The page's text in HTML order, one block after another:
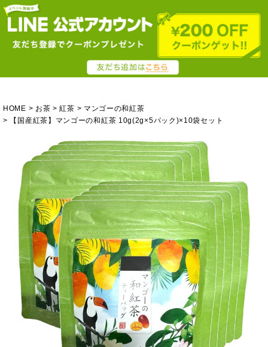
HOME お茶 紅茶
マンゴーの和紅茶
【国産紅茶】マンゴーの和紅茶 10g(2g×5パック)×10袋セット